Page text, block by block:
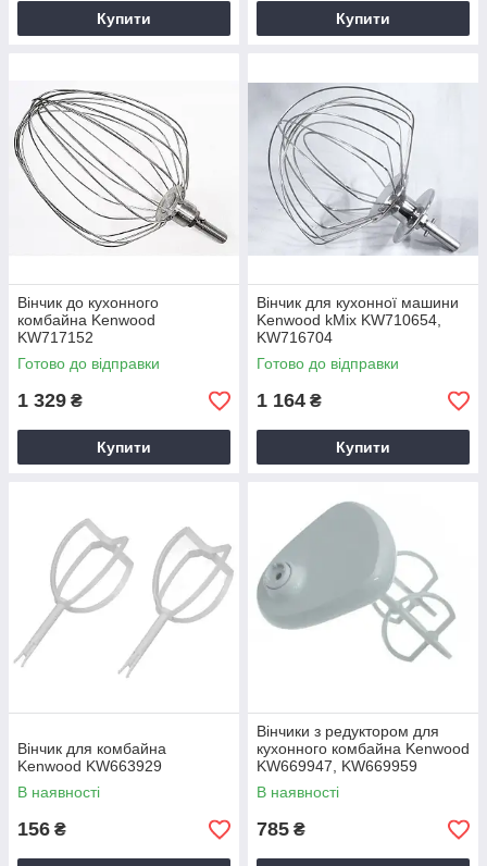
Купити Купити
Вінчик до кухонного
комбайна Kenwood
KW717152
Готово до відправки
1 329 ₴
Купити
Вінчик для кухонної машини
Kenwood kMix KW710654,
KW716704
Готово до відправки
1 164 ₴
Купити
Вінчик для комбайна
Kenwood KW663929
В наявності
156 ₴
Вінчики з редуктором для
кухонного комбайна Kenwood
KW669947, KW669959
В наявності
785 ₴